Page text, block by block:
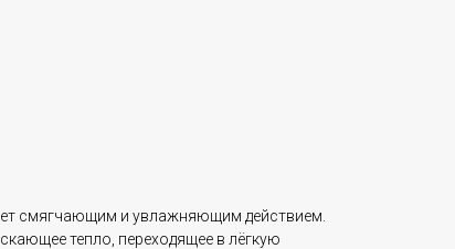
смягчающим и увлажняющим действием.
тепло, переходящее в лёгкую